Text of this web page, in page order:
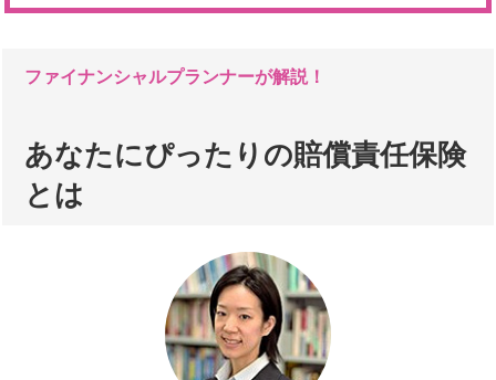
ファイナンシャルプランナーが解説！
あなたにぴったりの賠償責任保険
とは